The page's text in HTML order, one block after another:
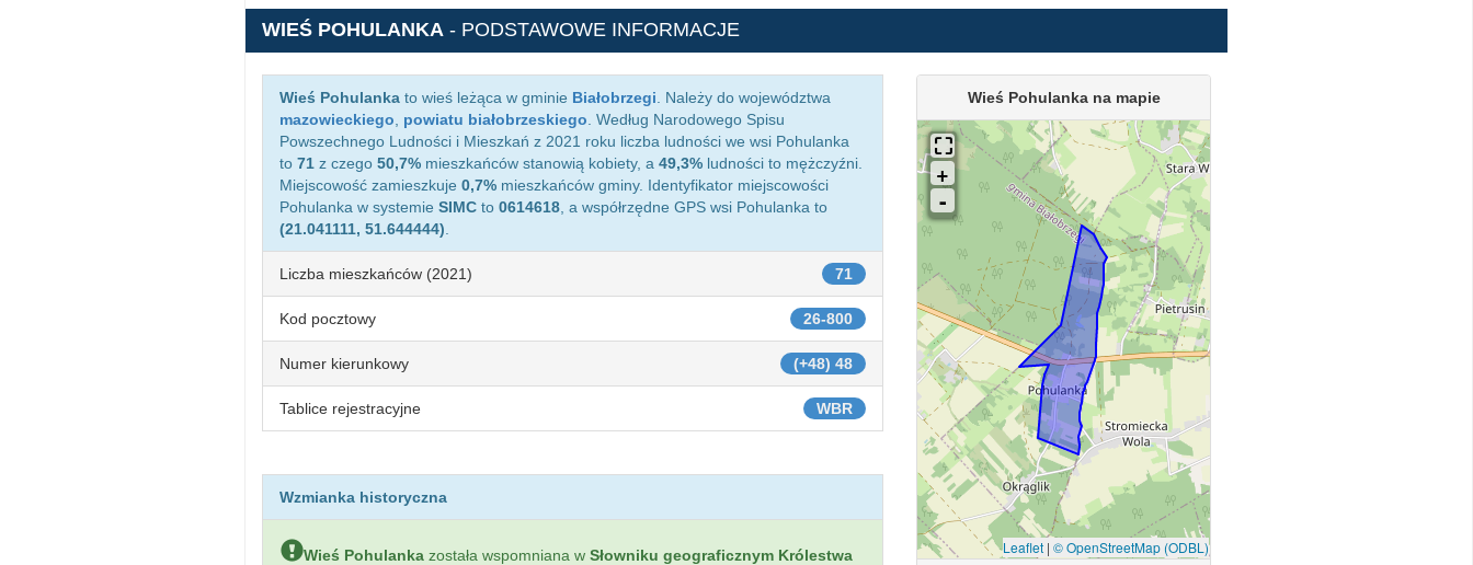
WIEŚ POHULANKA - PODSTAWOWE INFORMACJE
Wieś Pohulanka to wieś leżąca w gminie Białobrzegi . Należy do województwa
mazowieckiego
powiatu białobrzeskiego . Według Narodowego Spisu
Powszechnego Ludności i Mieszkań z 2021 roku liczba ludności we wsi Pohulanka
to 71 z czego 50,7% mieszkańców stanowią kobiety, a 49,3% ludności to mężczyźni.
Miejscowość zamieszkuje 0,7% mieszkańców gminy. Identyfikator miejscowości
Pohulanka w systemie SIMC to 0614618 , a współrzędne GPS wsi Pohulanka to
(21.041111, 51.644444)
71
Liczba mieszkańców (2021)
26-800
Kod pocztowy
(+48) 48
Numer kierunkowy
WBR
Tablice rejestracyjne
Wzmianka historyczna
Wieś Pohulanka została wspomniana w Słowniku geograficznym Królestwa
Wieś Pohulanka na mapie
Leaflet| © OpenStreetMap (ODBL)